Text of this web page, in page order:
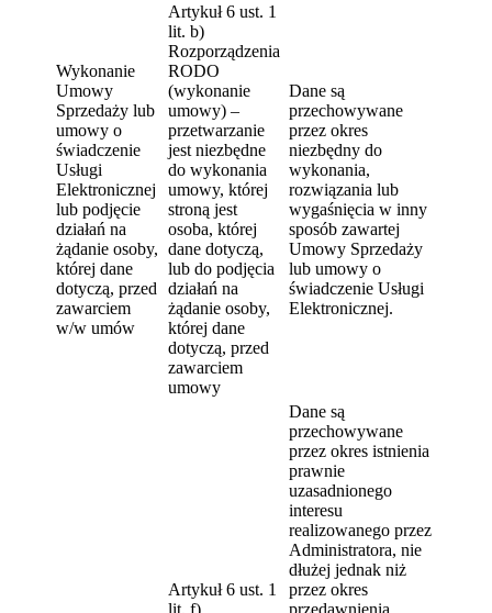
Wykonanie
Umowy
Sprzedaży lub
umowy o
świadczenie
Usługi
Elektronicznej
lub podjęcie
działań na
żądanie osoby,
której dane
dotyczą, przed
zawarciem
w/w umów
Artykuł 6 ust. 1
lit. b)
Rozporządzenia
RODO
(wykonanie
umowy) –
przetwarzanie
jest niezbędne
do wykonania
umowy, której
stroną jest
osoba, której
dane dotyczą,
lub do podjęcia
działań na
żądanie osoby,
której dane
dotyczą, przed
zawarciem
umowy
Dane są
przechowywane
przez okres
niezbędny do
wykonania,
rozwiązania lub
wygaśnięcia w inny
sposób zawartej
Umowy Sprzedaży
lub umowy o
świadczenie Usługi
Elektronicznej.
Artykuł 6 ust. 1
lit. f)
Dane są
przechowywane
przez okres istnienia
prawnie
uzasadnionego
interesu
realizowanego przez
Administratora, nie
dłużej jednak niż
przez okres
przedawnienia